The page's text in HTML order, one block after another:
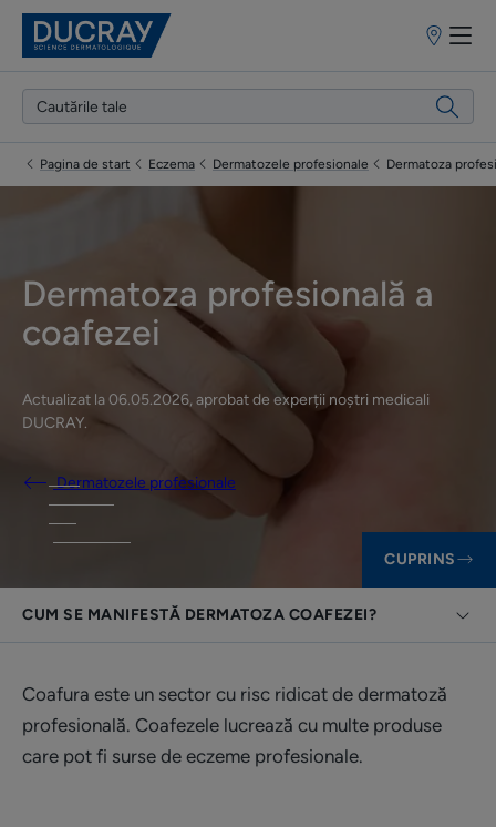
Puncte
vânzare
Pagina de start Eczema Dermatozele profesionale Dermatoza
Dermatoza profesională a
coafezei
Actualizat la06.05.2026, aprobat de experții noștri medicali
DUCRAY.
Dermatozele profesionale
CUPRINS
CUM SE MANIFESTĂ DERMATOZA COAFEZEI?
Coafura este un sector cu risc ridicat de dermatoză
profesională. Coafezele lucrează cu multe produse
care pot fi surse de eczeme profesionale.